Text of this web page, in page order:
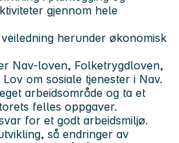
gjennom hele
herunder økonomisk
Nav-loven, Folketrygdloven,
om sosiale tjenester i Nav.
arbeidsområde og ta et
felles oppgaver.
for et godt arbeidsmiljø.
så endringer av